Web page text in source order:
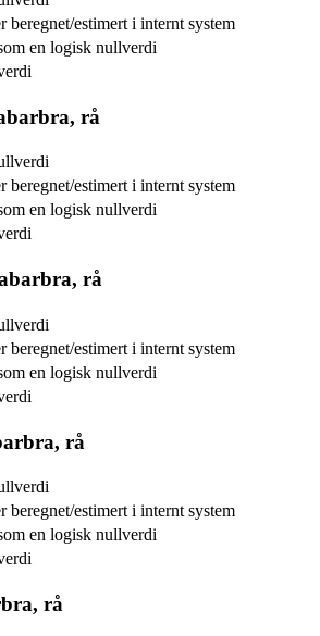
beregnet/estimert i internt system
en logisk nullverdi
rå
beregnet/estimert i internt system
en logisk nullverdi
rå
beregnet/estimert i internt system
en logisk nullverdi
rå
beregnet/estimert i internt system
en logisk nullverdi
rå